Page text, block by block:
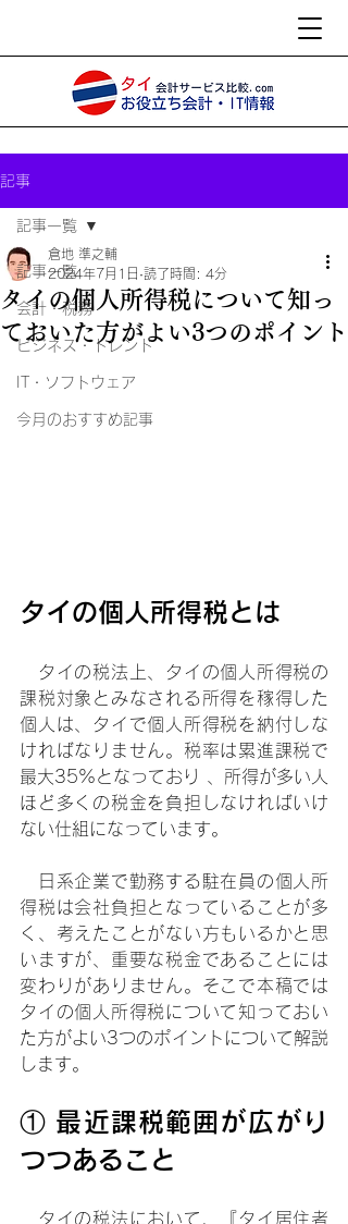
記事
記事一覧
会計・税務
ビジネス・トレンド
IT・ソフトウェア
今月のおすすめ記事
記事一覧
タイの個人所得税について知っ
ておいた方がよい3つのポイント
倉地 準之輔
2024年7月1日 読了時間: 4分
タイの個人所得税とは
タイの税法上、タイの個人所得税の
課税対象とみなされる所得を稼得した
個人は、タイで個人所得税を納付しな
ければなりません。税率は累進課税で
最大35%となっており 、所得が多い人
ほど多くの税金を負担しなければいけ
ない仕組になっています。
日系企業で勤務する駐在員の個人所
得税は会社負担となっていることが多
く、考えたことがない方もいるかと思
いますが、重要な税金であることには
変わりがありません。そこで本稿では
タイの個人所得税について知っておい
た方がよい3つのポイントについて解説
します。
① 最近課税範囲が広がり
つつあること
タイの税法において、『タイ居住者